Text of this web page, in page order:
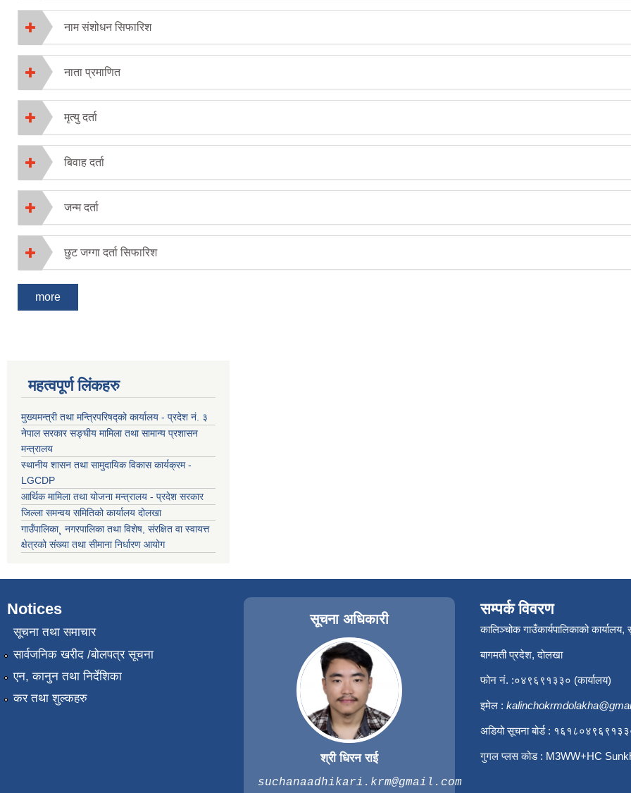
नाम संशोधन सिफारिश
नाता प्रमाणित
मृत्यु दर्ता
बिवाह दर्ता
जन्म दर्ता
छुट जग्गा दर्ता सिफारिश
more
महत्वपूर्ण लिंकहरु
मुख्यमन्त्री तथा मन्त्रिपरिषद्को कार्यालय - प्रदेश नं. ३
नेपाल सरकार सङ्घीय मामिला तथा सामान्य प्रशासन
मन्त्रालय
स्थानीय शासन तथा सामुदायिक विकास कार्यक्रम -
LGCDP
आर्थिक मामिला तथा योजना मन्त्रालय - प्रदेश सरकार
जिल्ला समन्वय समितिको कार्यालय दोलखा
गाउँपालिका¸ नगरपालिका तथा विशेष, संरक्षित वा स्वायत्त
क्षेत्रको संख्या तथा सीमाना निर्धारण आयोग
Notices
सूचना तथा समाचार
सार्वजनिक खरीद /बोलपत्र सूचना
एन, कानुन तथा निर्देशिका
कर तथा शुल्कहरु
सूचना अधिकारी
श्री धिरन राई
suchanaadhikari.krm@gmail.com
सम्पर्क विवरण
कालिञ्चोक गाउँकार्यपालिकाको
बागमती प्रदेश, दोलखा
फोन नं. :०४९६९१३३० (कार्यालय)
इमेल :
अडियो सूचना बोर्ड :
गुगल प्लस कोड : M3WW+HC